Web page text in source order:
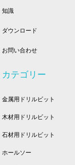
知識
ダウンロード
お問い合わせ
カテゴリー
金属用ドリルビット
木材用ドリルビット
石材用ドリルビット
ホールソー